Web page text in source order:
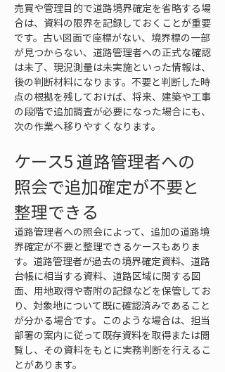
売買や管理目的で道路境界確定を省略する場
合は、資料の限界を記録しておくことが重要
です。古い図面で座標がない、境界標の一部
が見つからない、道路管理者への正式な確認
は未了、現況測量は未実施といった情報は、
後の判断材料になります。不要と判断した時
点の根拠を残しておけば、将来、建築や工事
の段階で追加調査が必要になった場合にも、
次の作業へ移りやすくなります。
ケース5 道路管理者への
照会で追加確定が不要と
整理できる
道路管理者への照会によって、追加の道路境
界確定が不要と整理できるケースもありま
す。道路管理者が過去の境界確定資料、道路
台帳に相当する資料、道路区域に関する図
面、用地取得や寄附の記録などを保管してお
り、対象地について既に確認済みであること
が分かる場合です。このような場合は、担当
部署の案内に従って既存資料を取得または閲
覧し、その資料をもとに実務判断を行えるこ
とがあります。